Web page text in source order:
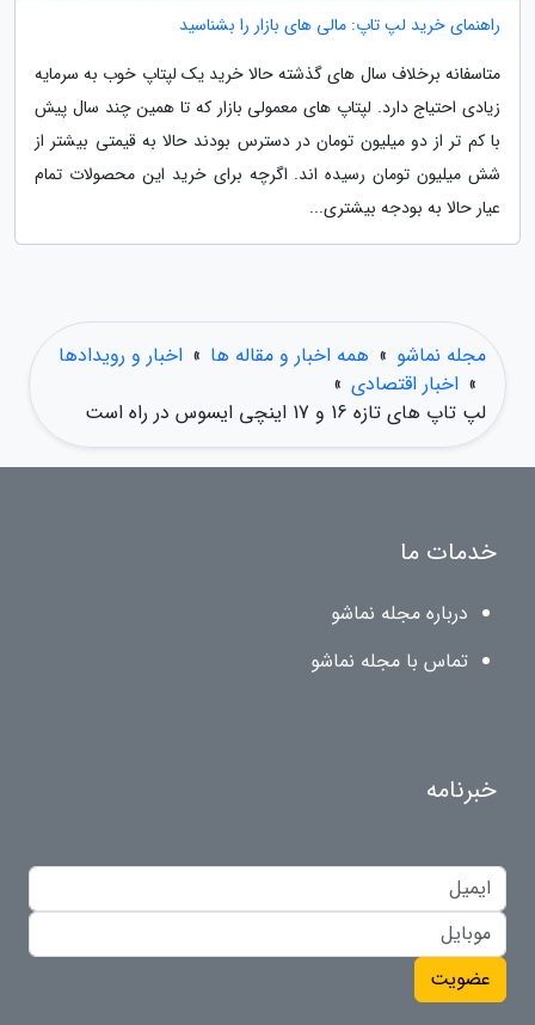
راهنمای خرید لپ تاپ: مالی های بازار را بشناسید
متاسفانه برخلاف سال های گذشته حالا خرید یک لپتاپ خوب به سرمایه
زیادی احتیاج دارد. لپتاپ های معمولی بازار که تا همین چند سال پیش
با کم تر از دو میلیون تومان در دسترس بودند حالا به قیمتی بیشتر از
شش میلیون تومان رسیده اند. اگرچه برای خرید این محصولات تمام
عیار حالا به بودجه بیشتری...
مجله نماشو » همه اخبار و مقاله ها » اخبار و رویدادها
» اخبار اقتصادی »
لپ تاپ های تازه 16 و 17 اینچی ایسوس در راه است
خدمات ما
درباره مجله نماشو
تماس با مجله نماشو
خبرنامه
عضویت